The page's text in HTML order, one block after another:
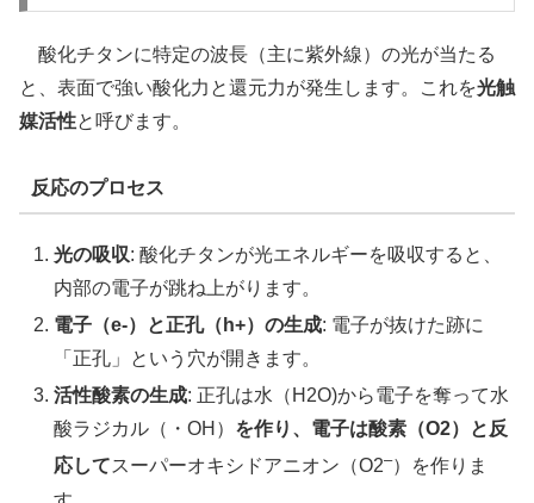
酸化チタンに特定の波長（主に紫外線）の光が当たる
と、表面で強い酸化力と還元力が発生します。これを光触
媒活性と呼びます。
反応のプロセス
光の吸収: 酸化チタンが光エネルギーを吸収すると、
内部の電子が跳ね上がります。
電子（e-）と正孔（h+）の生成: 電子が抜けた跡に
「正孔」という穴が開きます。
活性酸素の生成: 正孔は水（H2O)から電子を奪って水
酸ラジカル（・OH） を作り、電子は酸素（O2）と反
応してスーパーオキシドアニオン（O2–）を作りま